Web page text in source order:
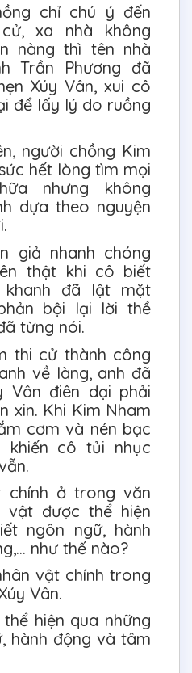
chỉ chú ý đến
xa nhà không
nàng thì tên nhà
Trần Phương đã
Xúy Vân, xui cô
để lấy lý do ruồng
người chồng Kim
hết lòng tìm mọi
nhưng không
dựa theo nguyện
giả nhanh chóng
thật khi cô biết
đã lật mặt
bội lại lời thề
từng nói.
thi cử thành công
về làng, anh đã
Vân điên dại phải
xin. Khi Kim Nham
cơm và nén bạc
khiến cô tủi nhục
chính ở trong văn
vật được thể hiện
ngôn ngữ, hành
như thế nào?
vật chính trong
Vân.
hiện qua những
hành động và tâm